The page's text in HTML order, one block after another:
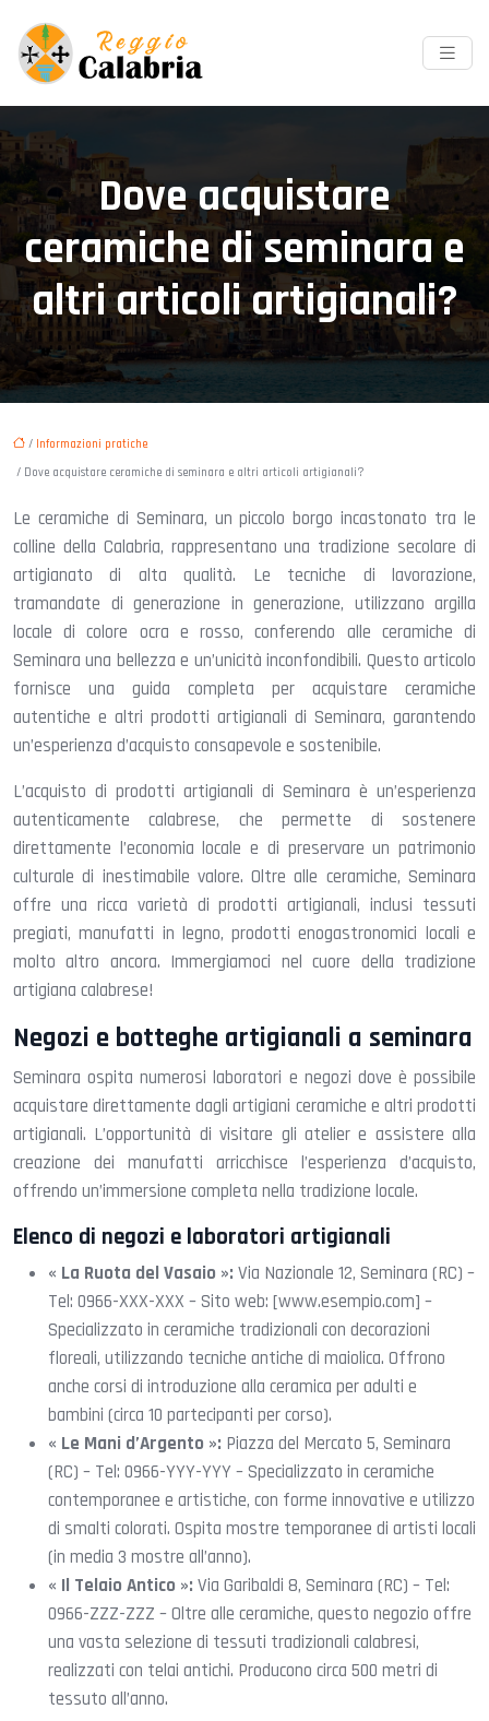
Dove acquistare
ceramiche di seminara e
altri articoli artigianali?
/ Informazioni pratiche
/ Dove acquistare ceramiche di seminara e altri articoli artigianali?
Le ceramiche di Seminara, un piccolo borgo incastonato tra le
colline della Calabria, rappresentano una tradizione secolare di
artigianato di alta qualità. Le tecniche di lavorazione,
tramandate di generazione in generazione, utilizzano argilla
locale di colore ocra e rosso, conferendo alle ceramiche di
Seminara una bellezza e un’unicità inconfondibili. Questo articolo
fornisce una guida completa per acquistare ceramiche
autentiche e altri prodotti artigianali di Seminara, garantendo
un’esperienza d’acquisto consapevole e sostenibile.
L’acquisto di prodotti artigianali di Seminara è un’esperienza
autenticamente calabrese, che permette di sostenere
direttamente l’economia locale e di preservare un patrimonio
culturale di inestimabile valore. Oltre alle ceramiche, Seminara
offre una ricca varietà di prodotti artigianali, inclusi tessuti
pregiati, manufatti in legno, prodotti enogastronomici locali e
molto altro ancora. Immergiamoci nel cuore della tradizione
artigiana calabrese!
Negozi e botteghe artigianali a seminara
Seminara ospita numerosi laboratori e negozi dove è possibile
acquistare direttamente dagli artigiani ceramiche e altri prodotti
artigianali. L’opportunità di visitare gli atelier e assistere alla
creazione dei manufatti arricchisce l’esperienza d’acquisto,
offrendo un’immersione completa nella tradizione locale.
Elenco di negozi e laboratori artigianali
« La Ruota del Vasaio »: Via Nazionale 12, Seminara (RC) –
Tel: 0966-XXX-XXX – Sito web: [www.esempio.com] –
Specializzato in ceramiche tradizionali con decorazioni
floreali, utilizzando tecniche antiche di maiolica. Offrono
anche corsi di introduzione alla ceramica per adulti e
bambini (circa 10 partecipanti per corso).
« Le Mani d’Argento »: Piazza del Mercato 5, Seminara
(RC) – Tel: 0966-YYY-YYY – Specializzato in ceramiche
contemporanee e artistiche, con forme innovative e utilizzo
di smalti colorati. Ospita mostre temporanee di artisti locali
(in media 3 mostre all’anno).
« Il Telaio Antico »: Via Garibaldi 8, Seminara (RC) – Tel:
0966-ZZZ-ZZZ – Oltre alle ceramiche, questo negozio offre
una vasta selezione di tessuti tradizionali calabresi,
realizzati con telai antichi. Producono circa 500 metri di
tessuto all’anno.